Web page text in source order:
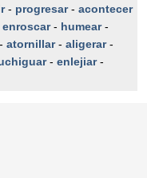
- progresar- acontecer
enroscar- humear-
atornillar- aligerar-
- enlejiar-